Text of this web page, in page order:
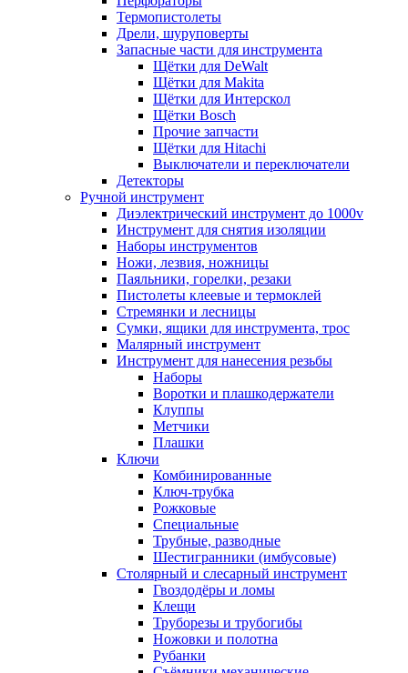
Термопистолеты
Дрели, шуруповерты
Запасные части для инструмента
Щётки для DeWalt
Щётки для Makita
Щётки для Интерскол
Щётки Bosch
Прочие запчасти
Щётки для Hitachi
Выключатели и переключатели
Детекторы
Ручной инструмент
Диэлектрический инструмент до 1000v
Инструмент для снятия изоляции
Наборы инструментов
Ножи, лезвия, ножницы
Паяльники, горелки, резаки
Пистолеты клеевые и термоклей
Стремянки и лесницы
Сумки, ящики для инструмента, трос
Малярный инструмент
Инструмент для нанесения резьбы
Наборы
Воротки и плашкодержатели
Клуппы
Метчики
Плашки
Ключи
Комбинированные
Ключ-трубка
Рожковые
Специальные
Трубные, разводные
Шестигранники (имбусовые)
Столярный и слесарный инструмент
Гвоздодёры и ломы
Клещи
Труборезы и трубогибы
Ножовки и полотна
Рубанки